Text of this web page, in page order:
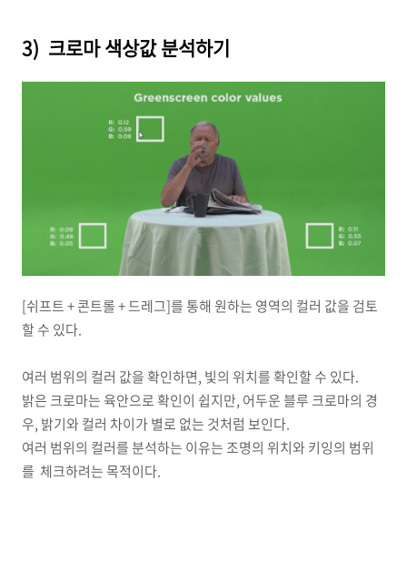
3) 크로마 색상값 분석하기
[쉬프트 + 콘트롤 + 드레그]를 통해 원하는 영역의 컬러 값을 검토
할 수 있다.
여러 범위의 컬러 값을 확인하면, 빛의 위치를 확인할 수 있다.
밝은 크로마는 육안으로 확인이 쉽지만, 어두운 블루 크로마의 경
우, 밝기와 컬러 차이가 별로 없는 것처럼 보인다.
여러 범위의 컬러를 분석하는 이유는 조명의 위치와 키잉의 범위
를 체크하려는 목적이다.